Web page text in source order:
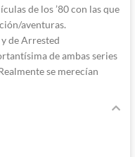
de los ’80 con las que
aventuras.
de Arrested
de ambas series
se merecían